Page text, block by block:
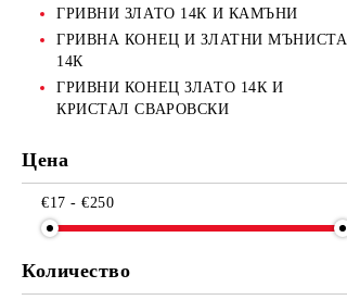
ГРИВНИ ЗЛАТО 14К И КАМЪНИ
ГРИВНА КОНЕЦ И ЗЛАТНИ МЪНИСТА
14К
ГРИВНИ КОНЕЦ ЗЛАТО 14К И
КРИСТАЛ СВАРОВСКИ
Цена
€17 - €250
Количество